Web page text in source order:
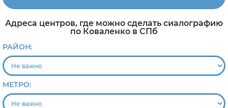
Адреса центров, где можно сделать сиалографию
по Коваленко в СПб
РАЙОН:
МЕТРО: